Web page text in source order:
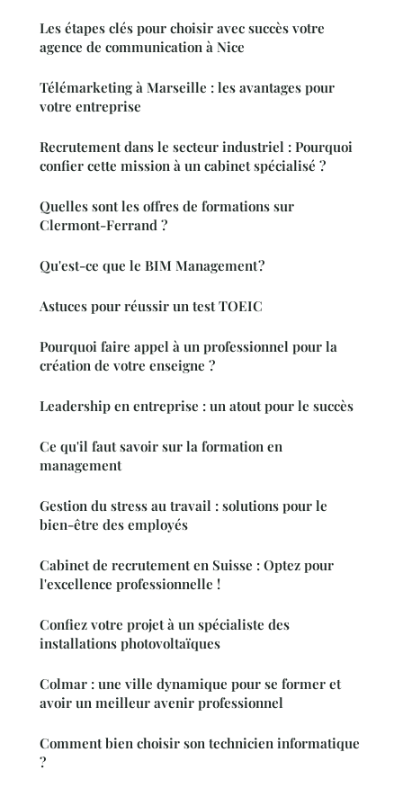
Les étapes clés pour choisir avec succès votre
agence de communication à Nice
Télémarketing à Marseille : les avantages pour
votre entreprise
Recrutement dans le secteur industriel : Pourquoi
confier cette mission à un cabinet spécialisé ?
Quelles sont les offres de formations sur
Clermont-Ferrand ?
Qu'est-ce que le BIM Management ?
Astuces pour réussir un test TOEIC
Pourquoi faire appel à un professionnel pour la
création de votre enseigne ?
Leadership en entreprise : un atout pour le succès
Ce qu'il faut savoir sur la formation en
management
Gestion du stress au travail : solutions pour le
bien-être des employés
Cabinet de recrutement en Suisse : Optez pour
l'excellence professionnelle !
Confiez votre projet à un spécialiste des
installations photovoltaïques
Colmar : une ville dynamique pour se former et
avoir un meilleur avenir professionnel
Comment bien choisir son technicien informatique
?